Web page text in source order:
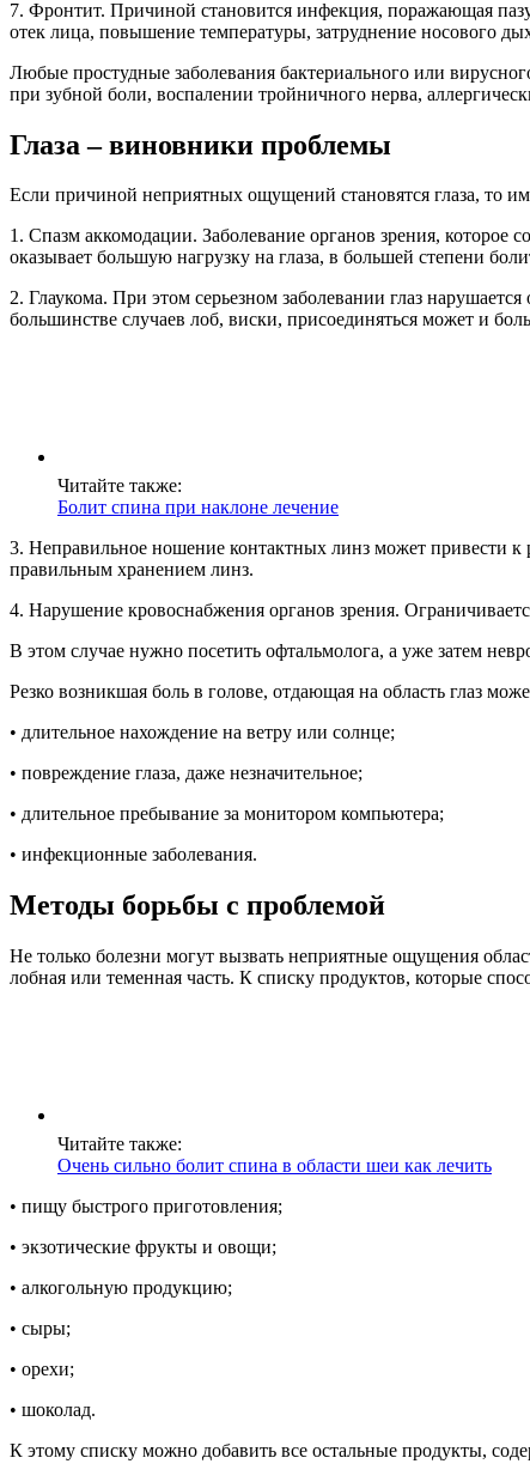
7. Фронтит. Причиной становится инфекция, поражающая
отек лица, повышение температуры, затруднение носового
Любые простудные заболевания бактериального или
при зубной боли, воспалении тройничного нерва,
Глаза – виновники проблемы
Если причиной неприятных ощущений становятся глаза, то
1. Спазм аккомодации. Заболевание органов зрения, которое
оказывает большую нагрузку на глаза, в большей степени
2. Глаукома. При этом серьезном заболевании глаз
большинстве случаев лоб, виски, присоединяться может и
Читайте также:
Болит спина при наклоне лечение
3. Неправильное ношение контактных линз может привести
правильным хранением линз.
4. Нарушение кровоснабжения органов зрения.
В этом случае нужно посетить офтальмолога, а уже затем
Резко возникшая боль в голове, отдающая на область глаз
• длительное нахождение на ветру или солнце;
• повреждение глаза, даже незначительное;
• длительное пребывание за монитором компьютера;
• инфекционные заболевания.
Методы борьбы с проблемой
Не только болезни могут вызвать неприятные ощущения
лобная или теменная часть. К списку продуктов, которые
Читайте также:
Очень сильно болит спина в области шеи как лечить
• пищу быстрого приготовления;
• экзотические фрукты и овощи;
• алкогольную продукцию;
• сыры;
• орехи;
• шоколад.
К этому списку можно добавить все остальные продукты,